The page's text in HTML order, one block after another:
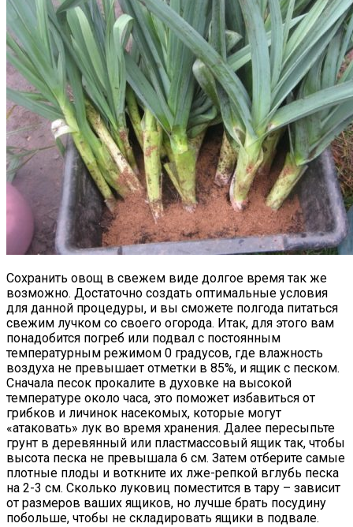
Сохранить овощ в свежем виде долгое время так же
возможно. Достаточно создать оптимальные условия
для данной процедуры, и вы сможете полгода питаться
свежим лучком со своего огорода. Итак, для этого вам
понадобится погреб или подвал с постоянным
температурным режимом 0 градусов, где влажность
воздуха не превышает отметки в 85%, и ящик с песком.
Сначала песок прокалите в духовке на высокой
температуре около часа, это поможет избавиться от
грибков и личинок насекомых, которые могут
«атаковать» лук во время хранения. Далее пересыпьте
грунт в деревянный или пластмассовый ящик так, чтобы
высота песка не превышала 6 см. Затем отберите самые
плотные плоды и воткните их лже-репкой вглубь песка
на 2-3 см. Сколько луковиц поместится в тару – зависит
от размеров ваших ящиков, но лучше брать посудину
побольше, чтобы не складировать ящики в подвале.